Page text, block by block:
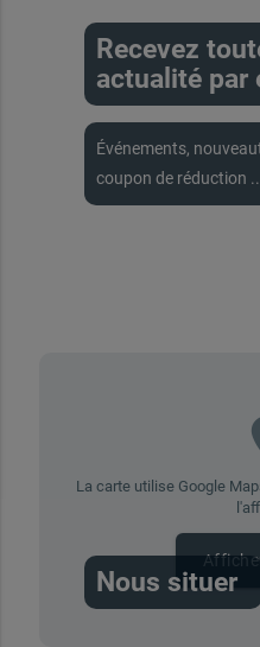
Recevez
actualité par
Événements,
coupon de réduction
La carte utilise Google
Nous situer